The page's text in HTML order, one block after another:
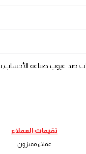
ضد عيوب صناعة
تقيمات العملاء
عملاء مميزون